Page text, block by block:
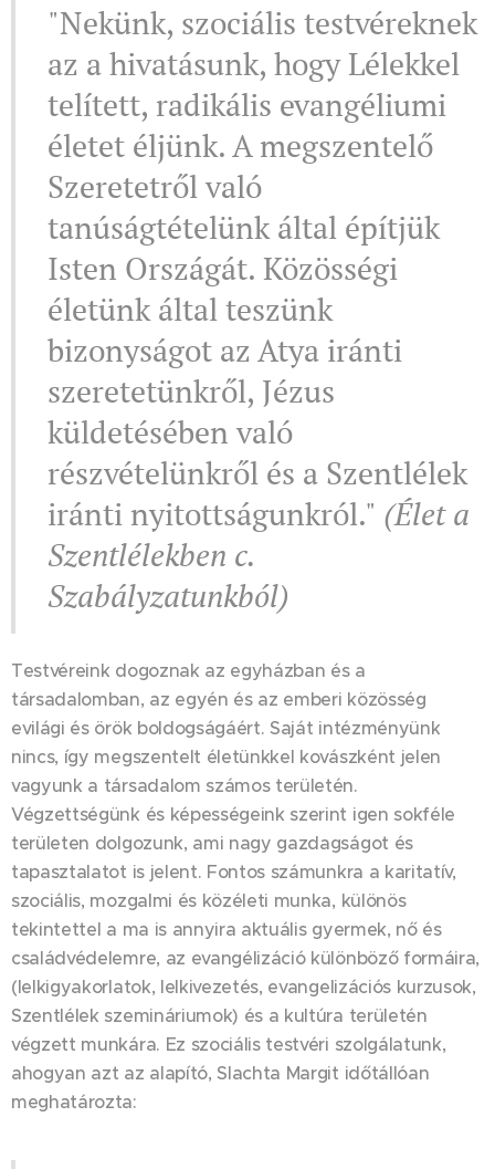
"Nekünk, szociális testvéreknek
az a hivatásunk, hogy Lélekkel
telített, radikális evangéliumi
életet éljünk. A megszentelő
Szeretetről való
tanúságtételünk által építjük
Isten Országát. Közösségi
életünk által teszünk
bizonyságot az Atya iránti
szeretetünkről, Jézus
küldetésében való
részvételünkről és a Szentlélek
iránti nyitottságunkról." (Élet a
Szentlélekben c.
Szabályzatunkból)
Testvéreink dogoznak az egyházban és a
társadalomban, az egyén és az emberi közösség
evilági és örök boldogságáért. Saját intézményünk
nincs, így megszentelt életünkkel kovászként jelen
vagyunk a társadalom számos területén.
Végzettségünk és képességeink szerint igen sokféle
területen dolgozunk, ami nagy gazdagságot és
tapasztalatot is jelent. Fontos számunkra a karitatív,
szociális, mozgalmi és közéleti munka, különös
tekintettel a ma is annyira aktuális gyermek, nő és
családvédelemre, az evangélizáció különböző formáira,
(lelkigyakorlatok, lelkivezetés, evangelizációs kurzusok,
Szentlélek szemináriumok) és a kultúra területén
végzett munkára. Ez szociális testvéri szolgálatunk,
ahogyan azt az alapító, Slachta Margit időtállóan
meghatározta: